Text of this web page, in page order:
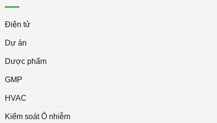
Điện tử
Dự án
Dược phẩm
GMP
HVAC
Kiểm soát Ô nhiễm